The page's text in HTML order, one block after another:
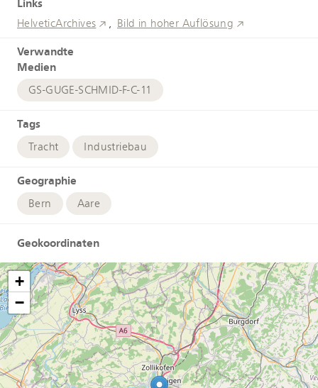
Links
HelveticArchives Bild in hoher Auflösung
Verwandte
Medien
GS-GUGE-SCHMID-F-C-11
Tags
Tracht Industriebau
Geographie
Bern Aare
Geokoordinaten
+
−